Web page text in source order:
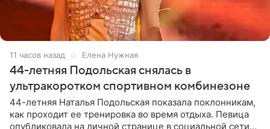
11 часов назад Елена Нужная
44-летняя Подольская снялась в
ультракоротком спортивном комбинезоне
44-летняя Наталья Подольская показала поклонникам,
как проходит ее тренировка во время отдыха. Певица
опубликовала на личной странице в социальной сети